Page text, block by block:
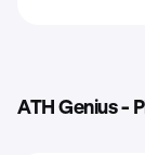
ATH Genius -